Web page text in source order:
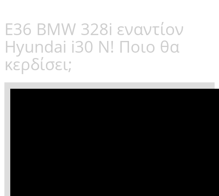
E36 BMW 328i εναντίον
Hyundai i30 N! Ποιο θα
κερδίσει;